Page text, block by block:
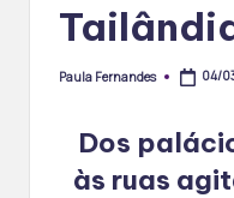
Posted
Paula Fernandes 04/
Dos
às ruas